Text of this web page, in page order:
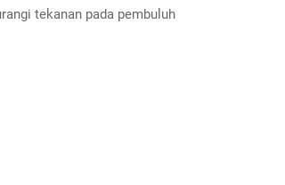
tekanan pada pembuluh